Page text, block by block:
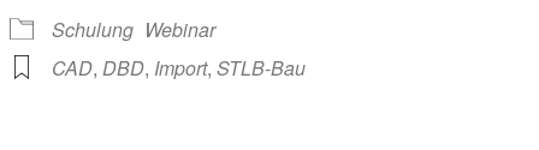
Schulung Webinar
CAD, DBD, Import, STLB-Bau